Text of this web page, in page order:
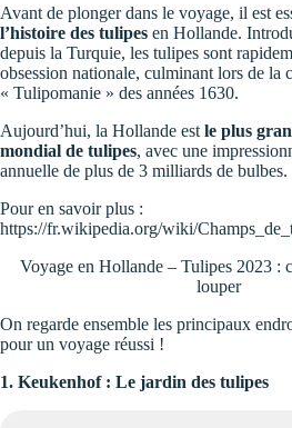
Avant de plonger dans le voyage, il est
l’histoire des tulipes en Hollande.
depuis la Turquie, les tulipes sont
obsession nationale, culminant lors de la
« Tulipomanie » des années 1630.
Aujourd’hui, la Hollande est le plus
mondial de tulipes, avec une
annuelle de plus de 3 milliards de bulbes.
Pour en savoir plus :
https://fr.wikipedia.org/wiki/
Voyage en Hollande – Tulipes 2023 :
louper
On regarde ensemble les principaux
pour un voyage réussi !
1. Keukenhof : Le jardin des tulipes